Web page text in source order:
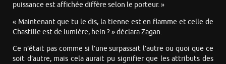
puissance est affichée diffère selon le porteur. »
« Maintenant que tu le dis, la tienne est en flamme et celle de
Chastille est de lumière, hein ? » déclara Zagan.
Ce n’était pas comme si l’une surpassait l’autre ou quoi que ce
soit d’autre, mais cela aurait pu signifier que les attributs des